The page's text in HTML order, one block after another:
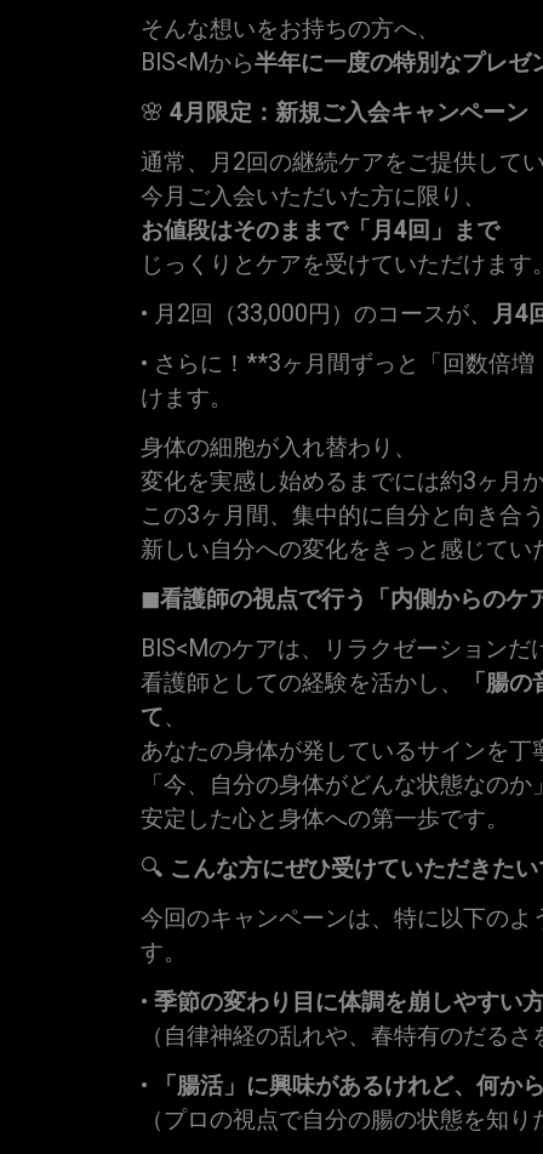
そんな想いをお持ちの方へ、
BIS<Mから半年に一度の特別なプレゼ
🌸 4月限定：新規ご入会キャンペーン
通常、月2回の継続ケアをご提供して
今月ご入会いただいた方に限り、
お値段はそのままで「月4回」まで
じっくりとケアを受けていただけます
• 月2回（33,000円）のコースが、
月4
• さらに！**3ヶ月間ずっと「回数倍
けます。
身体の細胞が入れ替わり、
変化を実感し始めるまでには約3ヶ月
この3ヶ月間、集中的に自分と向き合
新しい自分への変化をきっと感じてい
◼︎看護師の視点で行う「内側からのケ
BIS<Mのケアは、リラクゼーションだ
看護師としての経験を活かし、
「腸
て、
あなたの身体が発しているサインを丁
「今、自分の身体がどんな状態なの
安定した心と身体への第一歩です。
🔍 こんな方にぜひ受けていただきた
今回のキャンペーンは、特に以下の
す。
• 季節の変わり目に体調を崩しやすい
（自律神経の乱れや、春特有のだる
•
「腸活」に興味があるけれど、何か
（プロの視点で自分の腸の状態を知り